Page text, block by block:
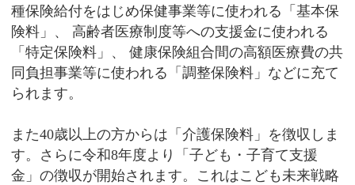
種保険給付をはじめ保健事業等に使われる「基本保
険料」、 高齢者医療制度等への支援金に使われる
「特定保険料」、 健康保険組合間の高額医療費の共
同負担事業等に使われる「調整保険料」などに充て
られます。
また40歳以上の方からは「介護保険料」を徴収しま
す。さらに令和8年度より「子ども・子育て支援
金」の徴収が開始されます。これはこども未来戦略